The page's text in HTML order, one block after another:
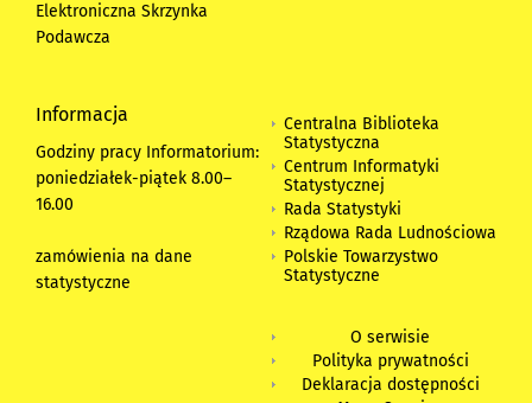
Elektroniczna Skrzynka
Podawcza
Informacja
Godziny pracy Informatorium:
poniedziałek-piątek 8.00–
16.00
zamówienia na dane
statystyczne
Centralna Biblioteka
Statystyczna
Centrum Informatyki
Statystycznej
Rada Statystyki
Rządowa Rada Ludnościowa
Polskie Towarzystwo
Statystyczne
O serwisie
Polityka prywatności
Deklaracja dostępności